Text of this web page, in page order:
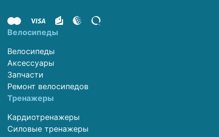
Велосипеды
Велосипеды
Аксессуары
Запчасти
Ремонт велосипедов
Тренажеры
Кардиотренажеры
Силовые тренажеры